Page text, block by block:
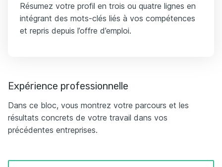
Résumez votre profil en trois ou quatre lignes en
intégrant des mots-clés liés à vos compétences
et repris depuis l’offre d’emploi.
Expérience professionnelle
Dans ce bloc, vous montrez votre parcours et les
résultats concrets de votre travail dans vos
précédentes entreprises.